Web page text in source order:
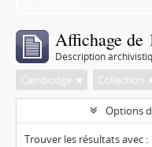
Affichage de
Description
Cambodge Collection
Options
Trouver les résultats avec :